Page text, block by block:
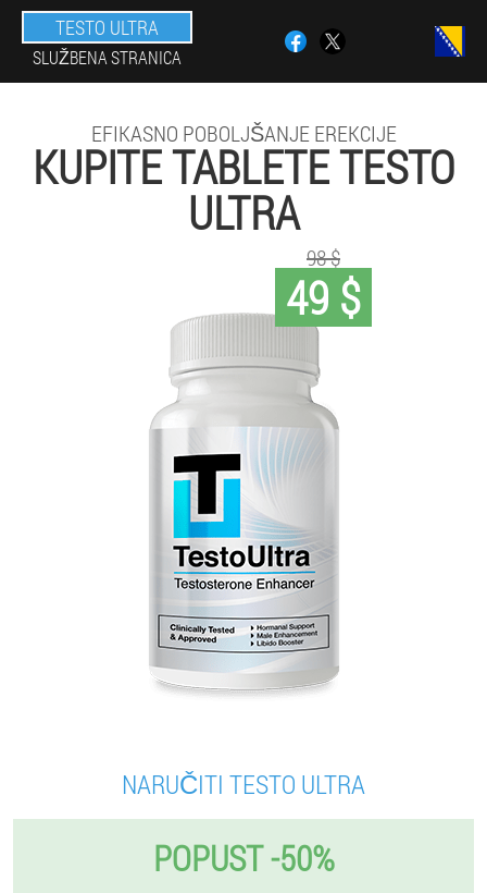
TESTO ULTRA
SLUŽBENA STRANICA
EFIKASNO POBOLJŠANJE EREKCIJE
KUPITE TABLETE TESTO
ULTRA
49 $
98 $
NARUČITI TESTO ULTRA
POPUST -50%